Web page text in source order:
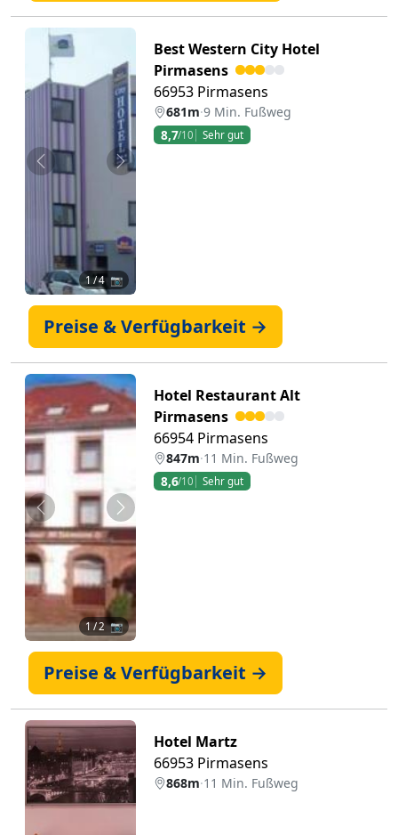
Zurück Weiter
1/ 4 📷
Best Western City Hotel
Pirmasens
66953 Pirmasens
681m·9 Min. Fußweg
8,7/10 Sehr gut
Preise & Verfügbarkeit →
Zurück Weiter
1 / 2 📷
Hotel Restaurant Alt
Pirmasens
66954 Pirmasens
847m·11 Min. Fußweg
8,6/10 Sehr gut
Preise & Verfügbarkeit →
Hotel Martz
66953 Pirmasens
868m·11 Min. Fußweg